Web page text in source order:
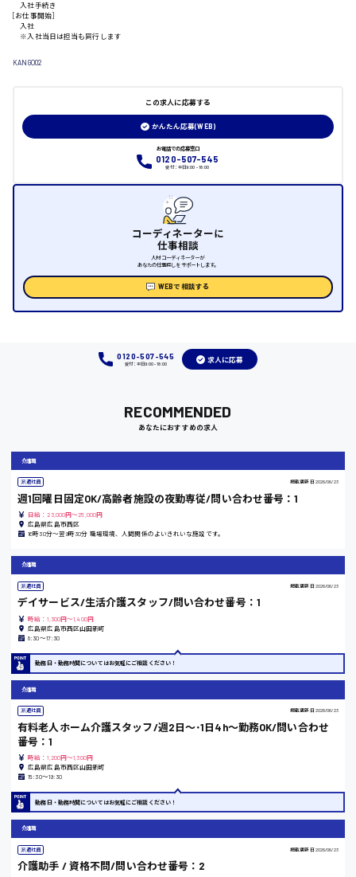
大竹市
三次市
福山市
大阪府
熊本県
東京都
島根県
香川県
日給制すべて
時給1000円～
時給1300円〜
時給1200円〜
入社手続き
[お仕事開始]
入社
※入社当日は担当も同行します
KANGO02
この求人に応募する
かんたん応募(WEB)
お電話での応募窓口
0120-507-545
受付：平日9:00 - 18:00
コーディネーターに
仕事相談
人材コーディネーターが
あなたの仕事探しをサポートします。
WEBで相談する
0120-507-545
受付：平日9:00 - 18:00
求人に応募
RECOMMENDED
あなたにおすすめの求人
介護職
派遣社員 掲載更新日 2026/06/23
週1回曜日固定OK/高齢者施設の夜勤専従/問い合わせ番号：1
日給：23,000円～25,000円
広島県広島市西区
16時30分〜翌9時30分 職場環境、人間関係のよいきれいな施設です。
介護職
派遣社員 掲載更新日 2026/06/23
デイサービス/生活介護スタッフ/問い合わせ番号：1
時給：1,300円～1,400円
広島県広島市西区山田新町
8:30〜17:30
勤務日・勤務時間についてはお気軽にご相談ください！
介護職
派遣社員 掲載更新日 2026/06/23
有料老人ホーム介護スタッフ/週2日〜･1日4h〜勤務OK/問い合わせ
番号：1
時給：1,200円～1,300円
広島県広島市西区山田新町
15:30〜19:30
勤務日・勤務時間についてはお気軽にご相談ください！
介護職
派遣社員 掲載更新日 2026/06/23
介護助手 / 資格不問/問い合わせ番号：2